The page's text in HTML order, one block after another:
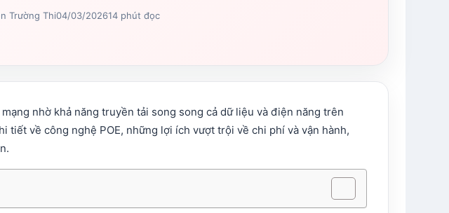
Trường Thi04/03/202614 phút đọc
nhờ khả năng truyền tải song song cả dữ liệu và điện năng trên
tiết về công nghệ POE, những lợi ích vượt trội về chi phí và vận hành,